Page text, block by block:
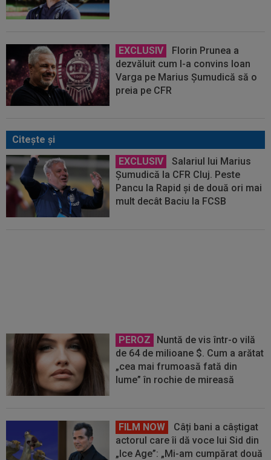
EXCLUSIV
Florin Prunea a
dezvăluit cum l-a convins Ioan
Varga pe Marius Șumudică să o
preia pe CFR
Citeşte şi
EXCLUSIV
Salariul lui Marius
Șumudică la CFR Cluj. Peste
Pancu la Rapid și de două ori mai
mult decât Baciu la FCSB
PEROZ
Nuntă de vis într-o vilă
de 64 de milioane $. Cum a arătat
„cea mai frumoasă fată din
lume” în rochie de mireasă
FILM NOW
Câți bani a câștigat
actorul care îi dă voce lui Sid din
„Ice Age”: „Mi-am cumpărat două